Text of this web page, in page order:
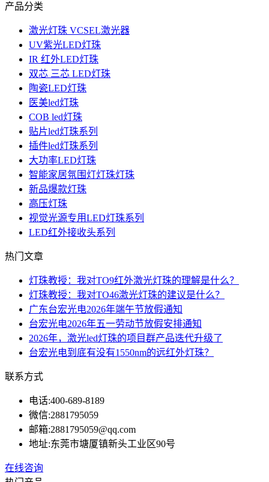
产品分类
激光灯珠 VCSEL激光器
UV紫光LED灯珠
IR 红外LED灯珠
双芯 三芯 LED灯珠
陶瓷LED灯珠
医美led灯珠
COB led灯珠
贴片led灯珠系列
插件led灯珠系列
大功率LED灯珠
智能家居氛围灯灯珠灯珠
新品爆款灯珠
高压灯珠
视觉光源专用LED灯珠系列
LED红外接收头系列
热门文章
灯珠教授：我对TO9红外激光灯珠的理解是什么？
灯珠教授：我对TO46激光灯珠的建议是什么？
广东台宏光电2026年端午节放假通知
台宏光电2026年五一劳动节放假安排通知
2026年，激光led灯珠的项目群产品迭代升级了
台宏光电到底有没有1550nm的远红外灯珠？
联系方式
电话:400-689-8189
微信:2881795059
邮箱:2881795059@qq.com
地址:东莞市塘厦镇新头工业区90号
在线咨询